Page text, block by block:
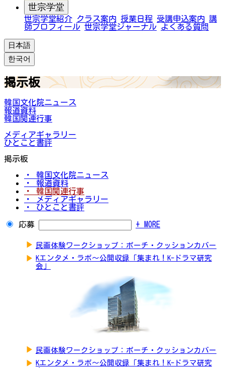
世宗学堂
世宗学堂紹介 クラス案内 授業日程 受講申込案内 講
師プロフィール 世宗学堂ジャーナル よくある質問
日本語
한국어
掲示板
韓国文化院ニュース
報道資料
韓国関連行事
メディアギャラリー
ひとこと書評
掲示板
・ 韓国文化院ニュース
・ 報道資料
・ 韓国関連行事
・ メディアギャラリー
・ ひとこと書評
応募 + MORE
▶ 民画体験ワークショップ：ポーチ・クッションカバー
▶ Kエンタメ・ラボ～公開収録「集まれ！K-ドラマ研究
会」
▶ 民画体験ワークショップ：ポーチ・クッションカバー
▶ Kエンタメ・ラボ～公開収録「集まれ！K-ドラマ研究